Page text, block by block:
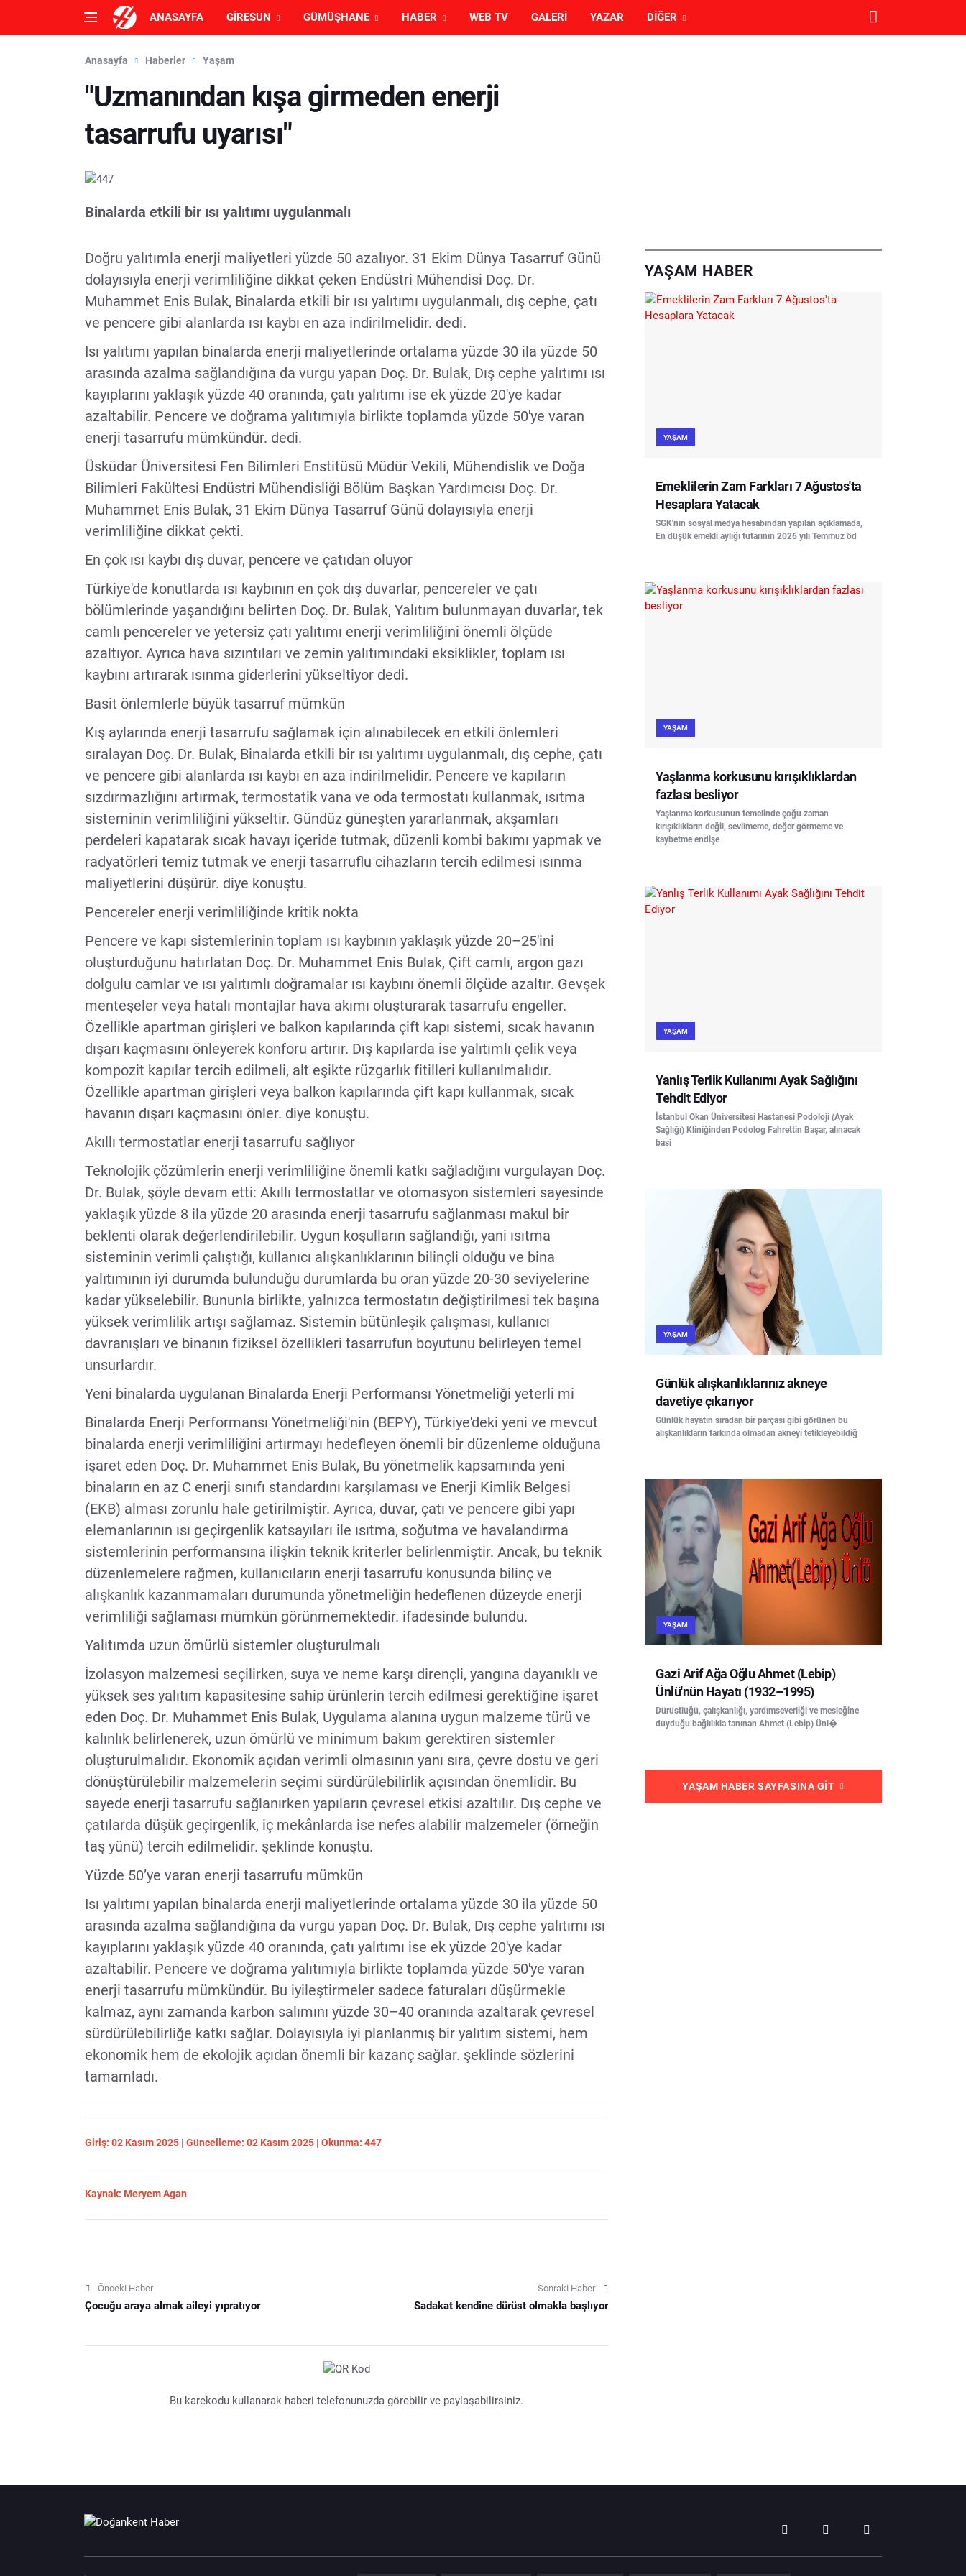
ANASAYFA GIRESUN GÜMÜŞHANE HABER WEB TV GALERI YAZAR DIĞER
Anasayfa Haberler Yaşam
"Uzmanından kışa girmeden enerji
tasarrufu uyarısı"
Binalarda etkili bir ısı yalıtımı uygulanmalı
Doğru yalıtımla enerji maliyetleri yüzde 50 azalıyor. 31 Ekim Dünya Tasarruf Günü
dolayısıyla enerji verimliliğine dikkat çeken Endüstri Mühendisi Doç. Dr.
Muhammet Enis Bulak, Binalarda etkili bir ısı yalıtımı uygulanmalı, dış cephe, çatı
ve pencere gibi alanlarda ısı kaybı en aza indirilmelidir. dedi.
Isı yalıtımı yapılan binalarda enerji maliyetlerinde ortalama yüzde 30 ila yüzde 50
arasında azalma sağlandığına da vurgu yapan Doç. Dr. Bulak, Dış cephe yalıtımı ısı
kayıplarını yaklaşık yüzde 40 oranında, çatı yalıtımı ise ek yüzde 20'ye kadar
azaltabilir. Pencere ve doğrama yalıtımıyla birlikte toplamda yüzde 50'ye varan
enerji tasarrufu mümkündür. dedi.
Üsküdar Üniversitesi Fen Bilimleri Enstitüsü Müdür Vekili, Mühendislik ve Doğa
Bilimleri Fakültesi Endüstri Mühendisliği Bölüm Başkan Yardımcısı Doç. Dr.
Muhammet Enis Bulak, 31 Ekim Dünya Tasarruf Günü dolayısıyla enerji
verimliliğine dikkat çekti.
En çok ısı kaybı dış duvar, pencere ve çatıdan oluyor
Türkiye'de konutlarda ısı kaybının en çok dış duvarlar, pencereler ve çatı
bölümlerinde yaşandığını belirten Doç. Dr. Bulak, Yalıtım bulunmayan duvarlar, tek
camlı pencereler ve yetersiz çatı yalıtımı enerji verimliliğini önemli ölçüde
azaltıyor. Ayrıca hava sızıntıları ve zemin yalıtımındaki eksiklikler, toplam ısı
kaybını artırarak ısınma giderlerini yükseltiyor dedi.
Basit önlemlerle büyük tasarruf mümkün
Kış aylarında enerji tasarrufu sağlamak için alınabilecek en etkili önlemleri
sıralayan Doç. Dr. Bulak, Binalarda etkili bir ısı yalıtımı uygulanmalı, dış cephe, çatı
ve pencere gibi alanlarda ısı kaybı en aza indirilmelidir. Pencere ve kapıların
sızdırmazlığını artırmak, termostatik vana ve oda termostatı kullanmak, ısıtma
sisteminin verimliliğini yükseltir. Gündüz güneşten yararlanmak, akşamları
perdeleri kapatarak sıcak havayı içeride tutmak, düzenli kombi bakımı yapmak ve
radyatörleri temiz tutmak ve enerji tasarruflu cihazların tercih edilmesi ısınma
maliyetlerini düşürür. diye konuştu.
Pencereler enerji verimliliğinde kritik nokta
Pencere ve kapı sistemlerinin toplam ısı kaybının yaklaşık yüzde 20–25'ini
oluşturduğunu hatırlatan Doç. Dr. Muhammet Enis Bulak, Çift camlı, argon gazı
dolgulu camlar ve ısı yalıtımlı doğramalar ısı kaybını önemli ölçüde azaltır. Gevşek
menteşeler veya hatalı montajlar hava akımı oluşturarak tasarrufu engeller.
Özellikle apartman girişleri ve balkon kapılarında çift kapı sistemi, sıcak havanın
dışarı kaçmasını önleyerek konforu artırır. Dış kapılarda ise yalıtımlı çelik veya
kompozit kapılar tercih edilmeli, alt eşikte rüzgarlık fitilleri kullanılmalıdır.
Özellikle apartman girişleri veya balkon kapılarında çift kapı kullanmak, sıcak
havanın dışarı kaçmasını önler. diye konuştu.
Akıllı termostatlar enerji tasarrufu sağlıyor
Teknolojik çözümlerin enerji verimliliğine önemli katkı sağladığını vurgulayan Doç.
Dr. Bulak, şöyle devam etti: Akıllı termostatlar ve otomasyon sistemleri sayesinde
yaklaşık yüzde 8 ila yüzde 20 arasında enerji tasarrufu sağlanması makul bir
beklenti olarak değerlendirilebilir. Uygun koşulların sağlandığı, yani ısıtma
sisteminin verimli çalıştığı, kullanıcı alışkanlıklarının bilinçli olduğu ve bina
yalıtımının iyi durumda bulunduğu durumlarda bu oran yüzde 20-30 seviyelerine
kadar yükselebilir. Bununla birlikte, yalnızca termostatın değiştirilmesi tek başına
yüksek verimlilik artışı sağlamaz. Sistemin bütünleşik çalışması, kullanıcı
davranışları ve binanın fiziksel özellikleri tasarrufun boyutunu belirleyen temel
unsurlardır.
Yeni binalarda uygulanan Binalarda Enerji Performansı Yönetmeliği yeterli mi
Binalarda Enerji Performansı Yönetmeliği'nin (BEPY), Türkiye'deki yeni ve mevcut
binalarda enerji verimliliğini artırmayı hedefleyen önemli bir düzenleme olduğuna
işaret eden Doç. Dr. Muhammet Enis Bulak, Bu yönetmelik kapsamında yeni
binaların en az C enerji sınıfı standardını karşılaması ve Enerji Kimlik Belgesi
(EKB) alması zorunlu hale getirilmiştir. Ayrıca, duvar, çatı ve pencere gibi yapı
elemanlarının ısı geçirgenlik katsayıları ile ısıtma, soğutma ve havalandırma
sistemlerinin performansına ilişkin teknik kriterler belirlenmiştir. Ancak, bu teknik
düzenlemelere rağmen, kullanıcıların enerji tasarrufu konusunda bilinç ve
alışkanlık kazanmamaları durumunda yönetmeliğin hedeflenen düzeyde enerji
verimliliği sağlaması mümkün görünmemektedir. ifadesinde bulundu.
Yalıtımda uzun ömürlü sistemler oluşturulmalı
İzolasyon malzemesi seçilirken, suya ve neme karşı dirençli, yangına dayanıklı ve
yüksek ses yalıtım kapasitesine sahip ürünlerin tercih edilmesi gerektiğine işaret
eden Doç. Dr. Muhammet Enis Bulak, Uygulama alanına uygun malzeme türü ve
kalınlık belirlenerek, uzun ömürlü ve minimum bakım gerektiren sistemler
oluşturulmalıdır. Ekonomik açıdan verimli olmasının yanı sıra, çevre dostu ve geri
dönüştürülebilir malzemelerin seçimi sürdürülebilirlik açısından önemlidir. Bu
sayede enerji tasarrufu sağlanırken yapıların çevresel etkisi azaltılır. Dış cephe ve
çatılarda düşük geçirgenlik, iç mekânlarda ise nefes alabilir malzemeler (örneğin
taş yünü) tercih edilmelidir. şeklinde konuştu.
Yüzde 50’ye varan enerji tasarrufu mümkün
Isı yalıtımı yapılan binalarda enerji maliyetlerinde ortalama yüzde 30 ila yüzde 50
arasında azalma sağlandığına da vurgu yapan Doç. Dr. Bulak, Dış cephe yalıtımı ısı
kayıplarını yaklaşık yüzde 40 oranında, çatı yalıtımı ise ek yüzde 20'ye kadar
azaltabilir. Pencere ve doğrama yalıtımıyla birlikte toplamda yüzde 50'ye varan
enerji tasarrufu mümkündür. Bu iyileştirmeler sadece faturaları düşürmekle
kalmaz, aynı zamanda karbon salımını yüzde 30–40 oranında azaltarak çevresel
sürdürülebilirliğe katkı sağlar. Dolayısıyla iyi planlanmış bir yalıtım sistemi, hem
ekonomik hem de ekolojik açıdan önemli bir kazanç sağlar. şeklinde sözlerini
tamamladı.
Giriş: 02 Kasım 2025 | Güncelleme: 02 Kasım 2025 | Okunma: 447
Kaynak: Meryem Agan
Önceki Haber
Çocuğu araya almak aileyi yıpratıyor
Sonraki Haber
Sadakat kendine dürüst olmakla başlıyor
Bu karekodu kullanarak haberi telefonunuzda görebilir ve paylaşabilirsiniz.
YAŞAM HABER
YAŞAM
Emeklilerin Zam Farkları 7 Ağustos'ta
Hesaplara Yatacak
SGK'nın sosyal medya hesabından yapılan açıklamada,
En düşük emekli aylığı tutarının 2026 yılı Temmuz öd
YAŞAM
Yaşlanma korkusunu kırışıklıklardan
fazlası besliyor
Yaşlanma korkusunun temelinde çoğu zaman
kırışıklıkların değil, sevilmeme, değer görmeme ve
kaybetme endişe
YAŞAM
Yanlış Terlik Kullanımı Ayak Sağlığını
Tehdit Ediyor
İstanbul Okan Üniversitesi Hastanesi Podoloji (Ayak
Sağlığı) Kliniğinden Podolog Fahrettin Başar, alınacak
basi
YAŞAM
Günlük alışkanlıklarınız akneye
davetiye çıkarıyor
Günlük hayatın sıradan bir parçası gibi görünen bu
alışkanlıkların farkında olmadan akneyi tetikleyebildiğ
YAŞAM
Gazi Arif Ağa Oğlu Ahmet (Lebip)
Ünlü'nün Hayatı (1932–1995)
Dürüstlüğü, çalışkanlığı, yardımseverliği ve mesleğine
duyduğu bağlılıkla tanınan Ahmet (Lebip) Ünl�
YAŞAM HABER SAYFASINA GIT